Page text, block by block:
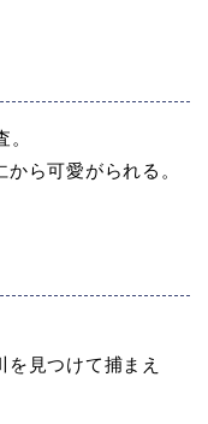
ら可愛がられる。
見つけて捕まえ